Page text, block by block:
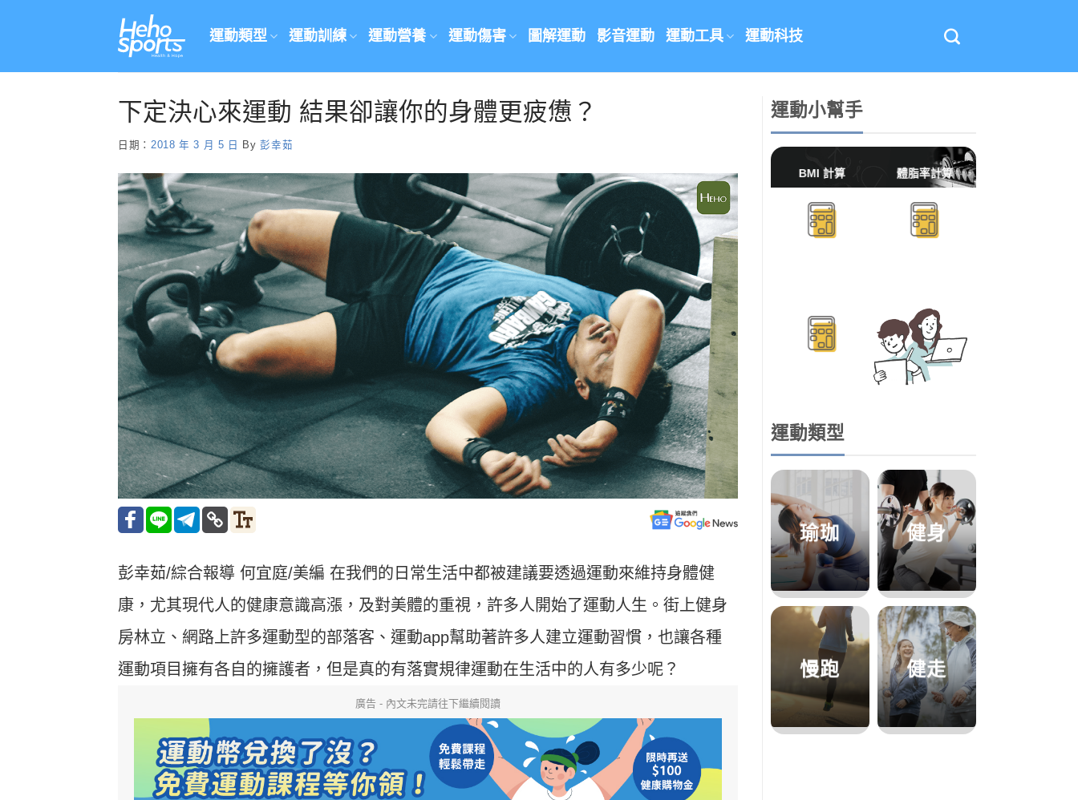
運動類型 運動訓練 運動營養 運動傷害 圖解運動 影音運動 運動工具 運動科技
下定決心來運動 結果卻讓你的身體更疲憊？
日期： 2018 年 3 月 5 日 By 彭幸茹
彭幸茹/綜合報導 何宜庭/美編 在我們的日常生活中都被建議要透過運動來維持身體健
康，尤其現代人的健康意識高漲，及對美體的重視，許多人開始了運動人生。街上健身
房林立、網路上許多運動型的部落客、運動app幫助著許多人建立運動習慣，也讓各種
運動項目擁有各自的擁護者，但是真的有落實規律運動在生活中的人有多少呢？
廣告 - 內文未完請往下繼續閱讀
運動小幫手
BMI 計算 體脂率計算
運動類型
瑜珈 健身
慢跑 健走